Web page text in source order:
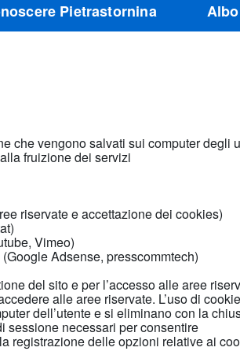
Pietrastornina
che vengono salvati sui computer degli
fruizione dei servizi
riservate e accettazione dei cookies)
Vimeo)
Adsense, presscommtech)
del sito e per l’accesso alle aree
alle aree riservate. L’uso di
dell’utente e si eliminano con la
sessione necessari per consentire
registrazione delle opzioni relative ai